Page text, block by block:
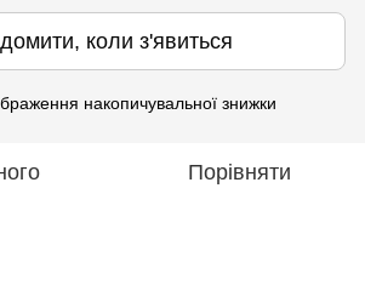
коли з'явиться
накопичувальної знижки
Порівняти